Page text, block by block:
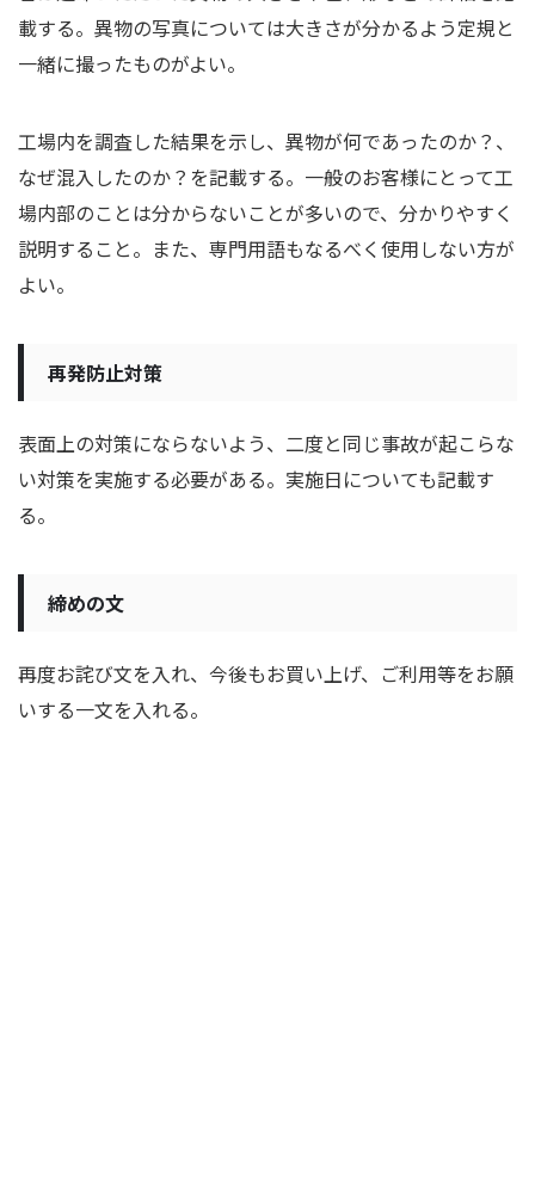
載する。 異物の写真については大きさが分かるよう定規と
一緒に撮ったものがよい。
工場内を調査した結果を示し、異物が何であったのか？、
なぜ混入したのか？を記載する。一般のお客様にとって工
場内部のことは分からないことが多いので、分かりやすく
説明すること。また、専門用語もなるべく使用しない方が
よい。
再発防止対策
表面上の対策にならないよう、二度と同じ事故が起こらな
い対策を実施する必要がある。実施日についても記載す
る。
締めの文
再度お詫び文を入れ、今後もお買い上げ、ご利用等をお願
いする一文を入れる。